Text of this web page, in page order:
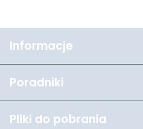
Informacje
Poradniki
Pliki do pobrania